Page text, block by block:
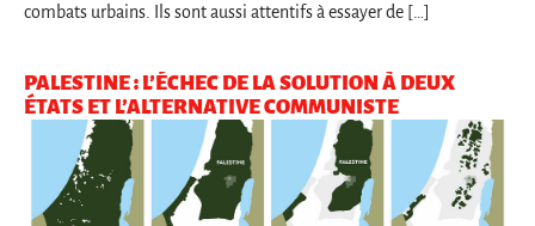
combats urbains. Ils sont aussi attentifs à essayer de […]
PALESTINE : L’ÉCHEC DE LA SOLUTION À DEUX
ÉTATS ET L’ALTERNATIVE COMMUNISTE